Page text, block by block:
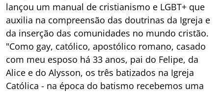
lançou um manual de cristianismo e LGBT+ que
auxilia na compreensão das doutrinas da Igreja e
da inserção das comunidades no mundo cristão.
"Como gay, católico, apostólico romano, casado
com meu esposo há 33 anos, pai do Felipe, da
Alice e do Alysson, os três batizados na Igreja
Católica - na época do batismo recebemos uma